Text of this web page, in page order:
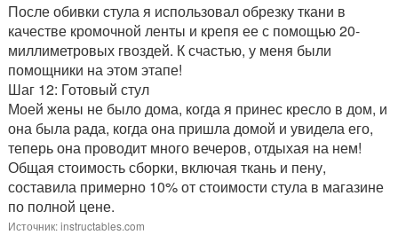
После обивки стула я использовал обрезку ткани в
качестве кромочной ленты и крепя ее с помощью 20-
миллиметровых гвоздей. К счастью, у меня были
помощники на этом этапе!
Шаг 12: Готовый стул
Моей жены не было дома, когда я принес кресло в дом, и
она была рада, когда она пришла домой и увидела его,
теперь она проводит много вечеров, отдыхая на нем!
Общая стоимость сборки, включая ткань и пену,
составила примерно 10% от стоимости стула в магазине
по полной цене.
Источник: instructables.com